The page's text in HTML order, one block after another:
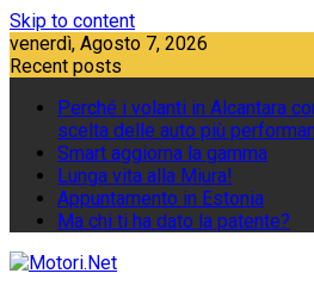
Skip to content
venerdì, Agosto 7, 2026
Recent posts
Perché i volanti in Alcantara
scelta delle auto più
Smart aggiorna la gamma
Lunga vita alla Miura!
Appuntamento in Estonia
Ma chi ti ha dato la patente?